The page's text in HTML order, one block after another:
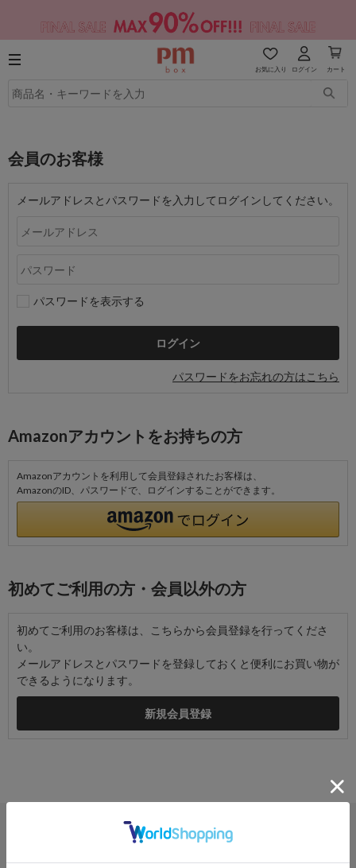
お気に入り ログイン カート
会員のお客様
メールアドレスとパスワードを入力してログインしてください。
パスワードを表示する
パスワードをお忘れの方はこちら
Amazonアカウントをお持ちの方
Amazonアカウントを利用して会員登録されたお客様は、
AmazonのID、パスワードで、ログインすることができます。
初めてご利用の方・会員以外の方
初めてご利用のお客様は、こちらから会員登録を行ってくださ
い。
メールアドレスとパスワードを登録しておくと便利にお買い物が
できるようになります。